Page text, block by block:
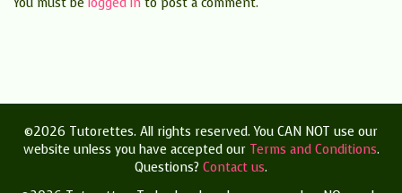
©2026 Tutorettes. All rights reserved. You CAN NOT use our
website unless you have accepted our Terms and Conditions.
Questions? Contact us.